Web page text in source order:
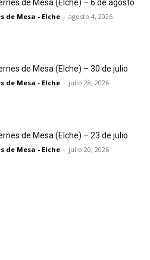
de Mesa (Elche) – 6 de agosto
de Mesa - Elche - agosto 4, 2026
de Mesa (Elche) – 30 de julio
de Mesa - Elche - julio 28, 2026
de Mesa (Elche) – 23 de julio
de Mesa - Elche - julio 20, 2026